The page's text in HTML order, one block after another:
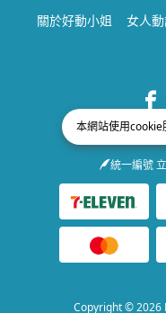
本網站使用cookie
關於好動小姐 女人
統一編號
Copyright © 2026